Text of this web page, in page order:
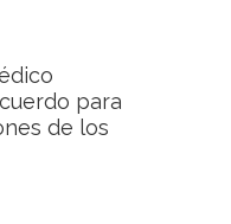
para
de los